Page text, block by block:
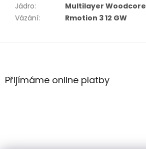
Jádro:
Multilayer Woodcore
Vázání: Rmotion 3 12 GW
Z
aPřijímáme online platby